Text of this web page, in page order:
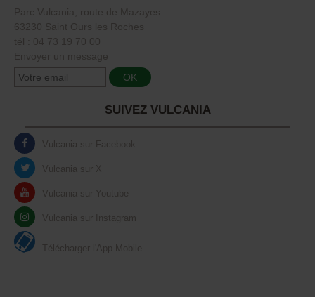
Parc Vulcania, route de Mazayes
63230 Saint Ours les Roches
tél : 04 73 19 70 00
Envoyer un message
SUIVEZ VULCANIA
Vulcania sur Facebook
Vulcania sur X
Vulcania sur Youtube
Vulcania sur Instagram
Télécharger l'App Mobile